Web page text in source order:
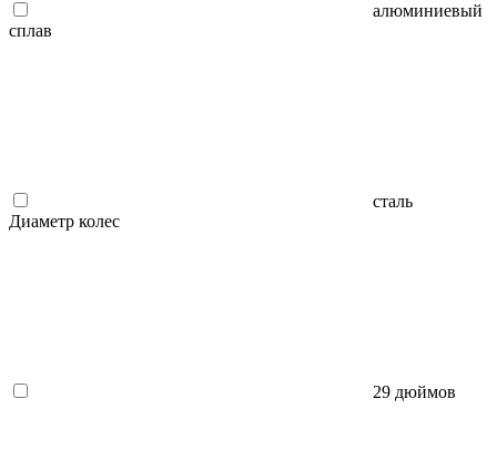
алюминиевый
сплав
сталь
Диаметр колес
29 дюймов